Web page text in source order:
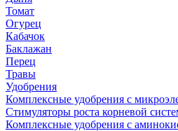
Томат
Огурец
Кабачок
Баклажан
Перец
Травы
Удобрения
Комплексные удобрения с
Стимуляторы роста корневой
Комплексные удобрения с